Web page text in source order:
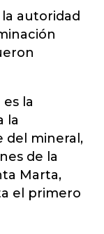
autoridad
la
la
del mineral,
de la
Marta,
el primero